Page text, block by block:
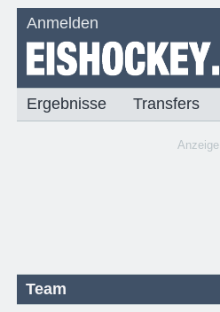
Anmelden
Ergebnisse Transfers
Anzeige
Team